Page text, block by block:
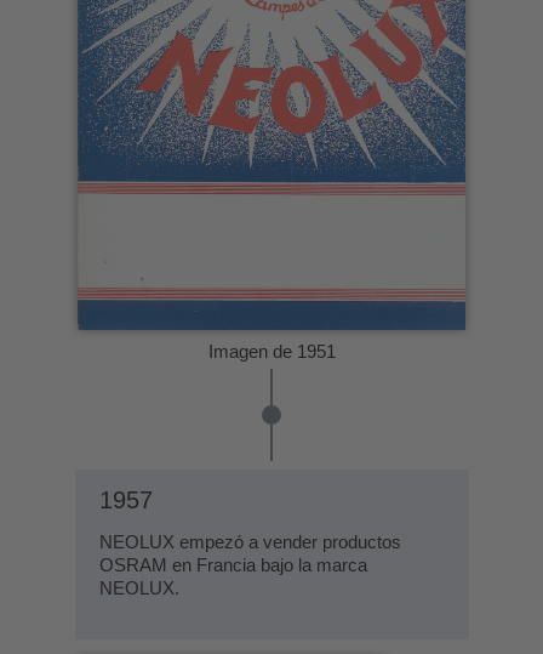
Imagen de 1951
1957
NEOLUX empezó a vender productos
OSRAM en Francia bajo la marca
NEOLUX.